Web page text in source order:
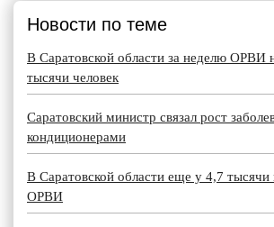
Новости по теме
В Саратовской области за неделю ОРВИ
тысячи человек
Саратовский министр связал рост
кондиционерами
В Саратовской области еще у 4,7
ОРВИ